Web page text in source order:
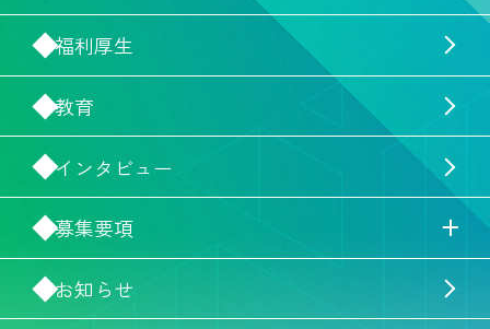
福利厚生
教育
インタビュー
募集要項
お知らせ